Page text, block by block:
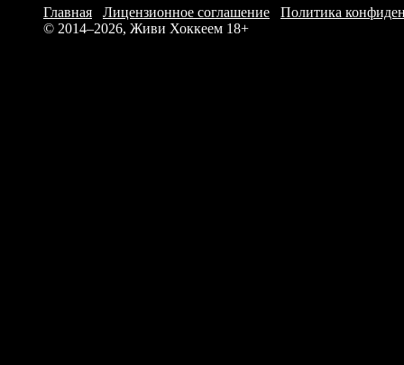
Главная Лицензионное соглашение
Политика
© 2014–2026, Живи Хоккеем 18+